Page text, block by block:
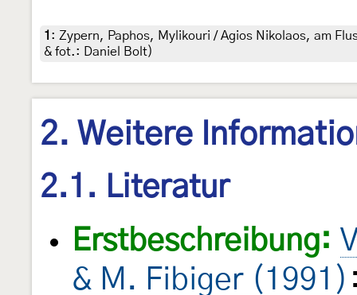
1 : Zypern, Paphos, Mylikouri / Agios Nikolaos, am
& fot.: Daniel Bolt)
2. Weitere
2.1. Literatur
Erstbeschreibung:
& M. Fibiger (1991)